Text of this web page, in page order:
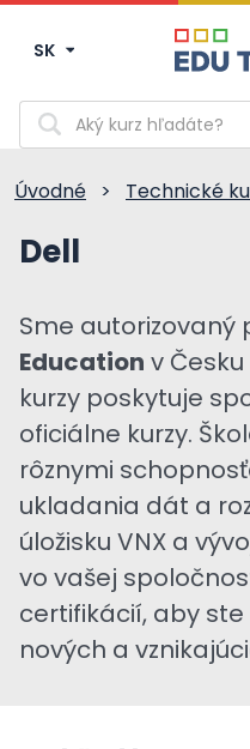
SK
Vyhľadávanie
Úvodné > Technické
Dell
Sme autorizovaný
Education v
kurzy poskytuje
oficiálne kurzy.
rôznymi
ukladania dát a
úložisku VNX a
vo vašej
certifikácií, aby
nových a